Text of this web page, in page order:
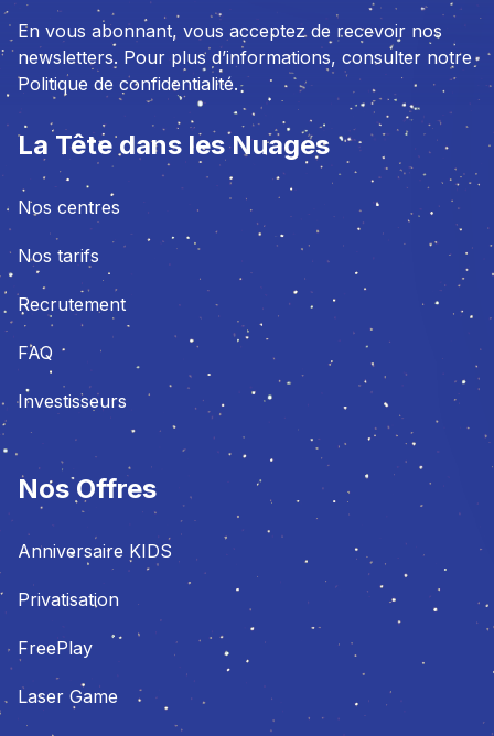
En vous abonnant, vous acceptez de recevoir nos
newsletters. Pour plus d’informations, consulter notre
Politique de confidentialité.
La Tête dans les Nuages
Nos centres
Nos tarifs
Recrutement
FAQ
Investisseurs
Nos Offres
Anniversaire KIDS
Privatisation
FreePlay
Laser Game